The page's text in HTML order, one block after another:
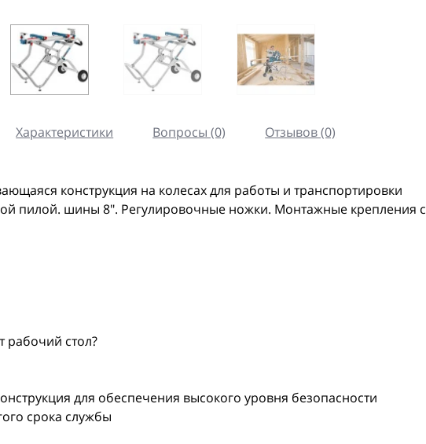
Характеристики Вопросы (0) Отзывов (0)
конструкция на колесах для работы и транспортировки
пилой. шины 8". Регулировочные ножки. Монтажные крепления с
рабочий стол?
для обеспечения высокого уровня безопасности
срока службы